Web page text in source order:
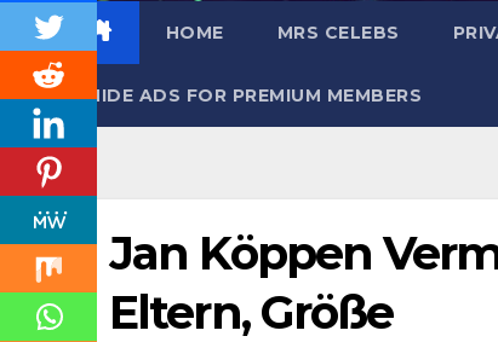
HOME MRS CELEBS
HIDE ADS FOR PREMIUM MEMBERS
Jan Köppen
Eltern, Größe